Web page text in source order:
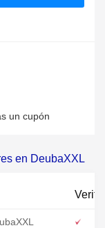
un cupón
en DeubaXXL